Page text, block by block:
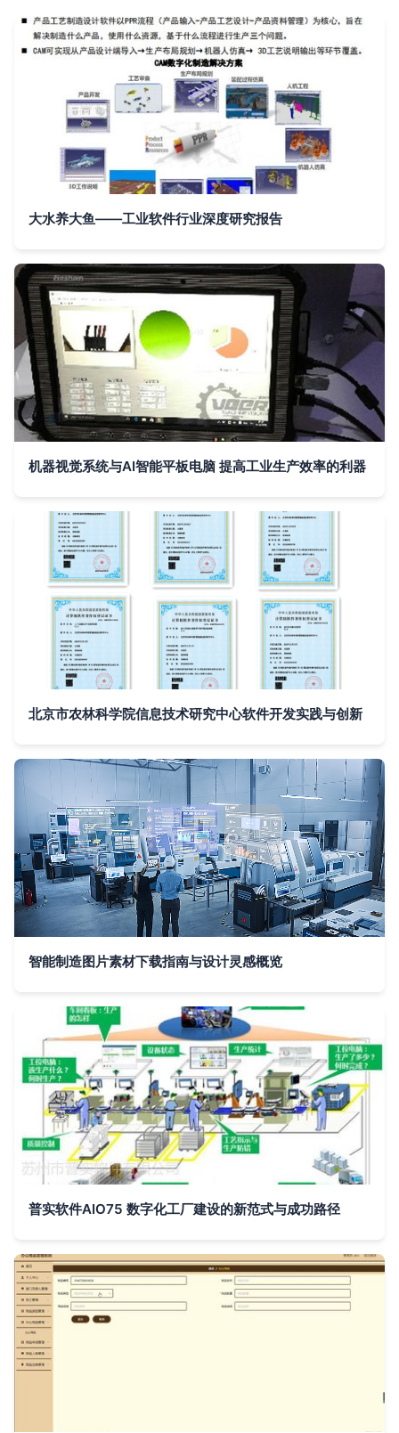
大水养大鱼——工业软件行业深度研究报告
机器视觉系统与AI智能平板电脑 提高工业生产效率的利器
北京市农林科学院信息技术研究中心软件开发实践与创新
智能制造图片素材下载指南与设计灵感概览
普实软件AIO75 数字化工厂建设的新范式与成功路径